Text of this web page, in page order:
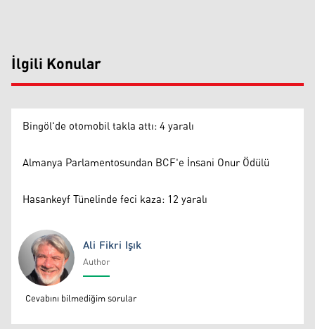
İlgili Konular
Bingöl'de otomobil takla attı: 4 yaralı
Almanya Parlamentosundan BCF'e İnsani Onur Ödülü
Hasankeyf Tünelinde feci kaza: 12 yaralı
Ali Fikri Işık
Ali Fikri Işık
Author
Cevabını bilmediğim sorular